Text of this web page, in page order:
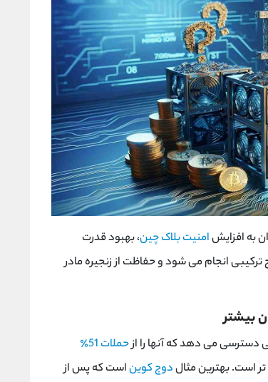
به افزایشامنیت بلاک چین، بهبود قدرت
انجام می شود و حفاظت از زنجیره مادر
دسترسی می دهد که آنها را ازحملات 51٪
است. بهترین مثالدوج کویناست که پس از